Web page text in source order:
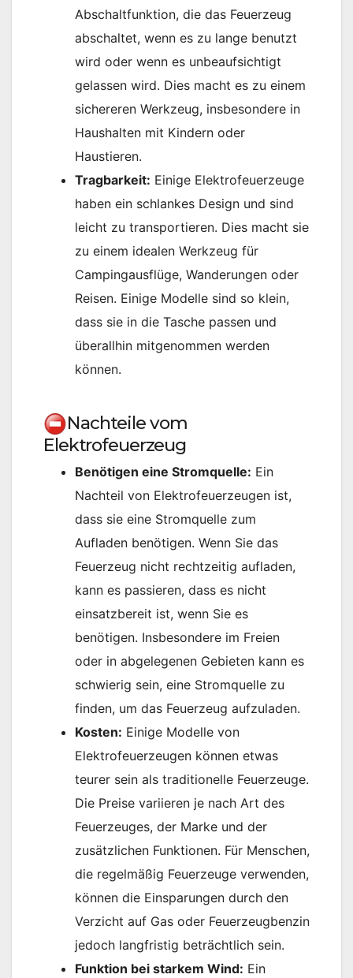
Abschaltfunktion, die das Feuerzeug
abschaltet, wenn es zu lange benutzt
wird oder wenn es unbeaufsichtigt
gelassen wird. Dies macht es zu einem
sichereren Werkzeug, insbesondere in
Haushalten mit Kindern oder
Haustieren.
Tragbarkeit: Einige Elektrofeuerzeuge
haben ein schlankes Design und sind
leicht zu transportieren. Dies macht sie
zu einem idealen Werkzeug für
Campingausflüge, Wanderungen oder
Reisen. Einige Modelle sind so klein,
dass sie in die Tasche passen und
überallhin mitgenommen werden
können.
Nachteile vom
Elektrofeuerzeug
Benötigen eine Stromquelle: Ein
Nachteil von Elektrofeuerzeugen ist,
dass sie eine Stromquelle zum
Aufladen benötigen. Wenn Sie das
Feuerzeug nicht rechtzeitig aufladen,
kann es passieren, dass es nicht
einsatzbereit ist, wenn Sie es
benötigen. Insbesondere im Freien
oder in abgelegenen Gebieten kann es
schwierig sein, eine Stromquelle zu
finden, um das Feuerzeug aufzuladen.
Kosten: Einige Modelle von
Elektrofeuerzeugen können etwas
teurer sein als traditionelle Feuerzeuge.
Die Preise variieren je nach Art des
Feuerzeuges, der Marke und der
zusätzlichen Funktionen. Für Menschen,
die regelmäßig Feuerzeuge verwenden,
können die Einsparungen durch den
Verzicht auf Gas oder Feuerzeugbenzin
jedoch langfristig beträchtlich sein.
Funktion bei starkem Wind: Ein